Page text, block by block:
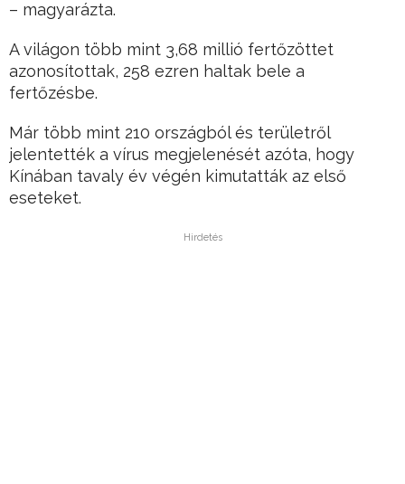
– magyarázta.
A világon több mint 3,68 millió fertőzöttet
azonosítottak, 258 ezren haltak bele a
fertőzésbe.
Már több mint 210 országból és területről
jelentették a vírus megjelenését azóta, hogy
Kínában tavaly év végén kimutatták az első
eseteket.
Hirdetés